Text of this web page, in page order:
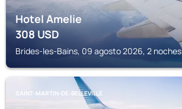
Hotel Amelie
308USD
Brides-les-Bains, 09 agosto 2026, 2 noches
SAINT-MARTIN-DE-BELLEVILLE